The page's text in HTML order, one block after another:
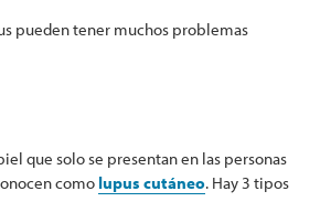
pueden tener muchos problemas
que solo se presentan en las personas
como lupus cutáneo. Hay 3 tipos